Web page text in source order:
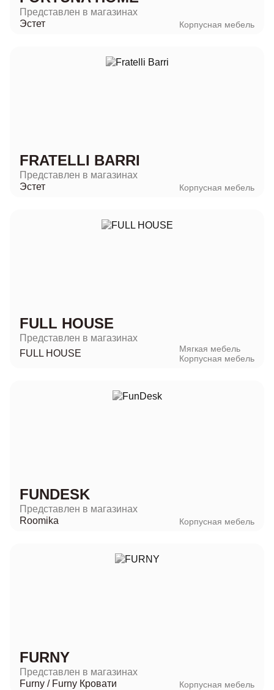
Представлен в магазинах
Эстет
Корпусная мебель
FRATELLI BARRI
Представлен в магазинах
Эстет
Корпусная мебель
FULL HOUSE
Представлен в магазинах
FULL HOUSE
Мягкая мебель
Корпусная мебель
FUNDESK
Представлен в магазинах
Roomika
Корпусная мебель
FURNY
Представлен в магазинах
Furny / Furny Кровати Корпусная мебель